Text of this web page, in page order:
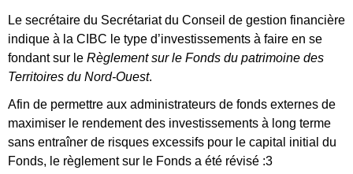
Le secrétaire du Secrétariat du Conseil de gestion financière
indique à la CIBC le type d’investissements à faire en se
fondant sur le Règlement sur le Fonds du patrimoine des
Territoires du Nord-Ouest.
Afin de permettre aux administrateurs de fonds externes de
maximiser le rendement des investissements à long terme
sans entraîner de risques excessifs pour le capital initial du
Fonds, le règlement sur le Fonds a été révisé :3